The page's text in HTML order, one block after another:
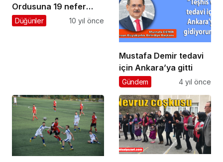
Ordusuna 19 nefer
daha
Düğünler 10 yıl önce
Mustafa Demir tedavi
için Ankara’ya gitti
Gündem 4 yıl önce